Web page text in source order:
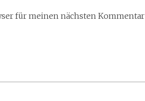
für meinen nächsten Kommentar